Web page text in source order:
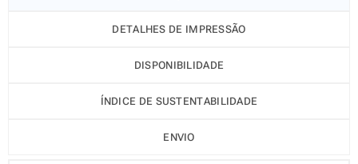
DETALHES DE IMPRESSÃO
DISPONIBILIDADE
ÍNDICE DE SUSTENTABILIDADE
ENVIO